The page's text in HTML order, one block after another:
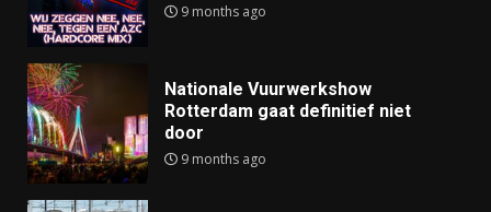
9 months ago
Nationale Vuurwerkshow
Rotterdam gaat definitief niet
door
9 months ago